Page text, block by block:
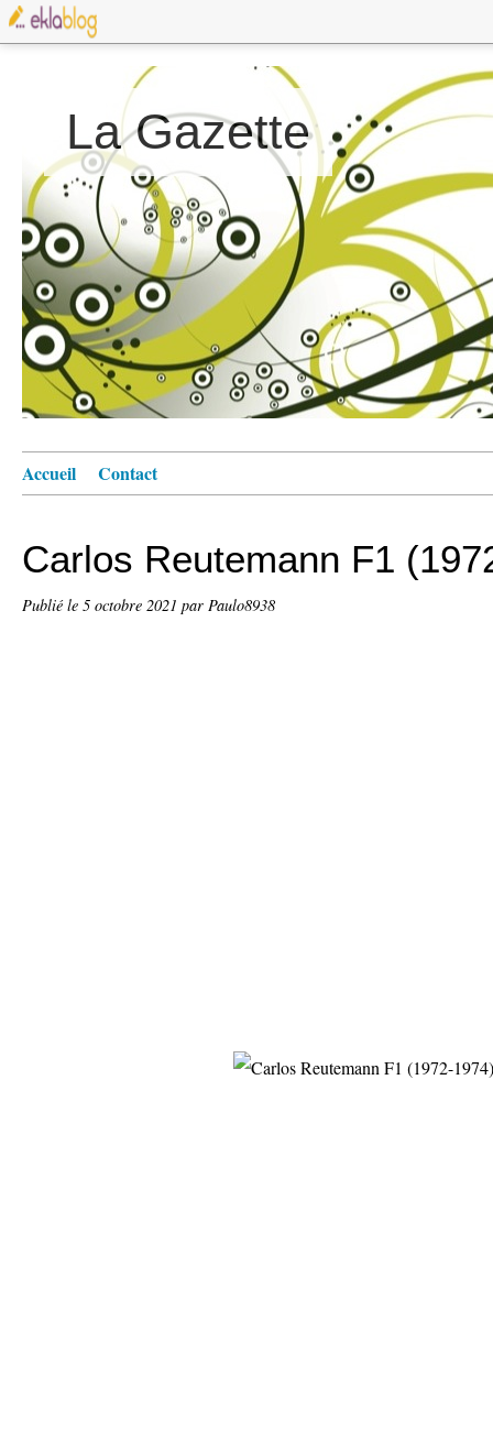
La Gazette
Accueil Contact
Carlos Reutemann F1
Publié le 5 octobre 2021 par Paulo8938